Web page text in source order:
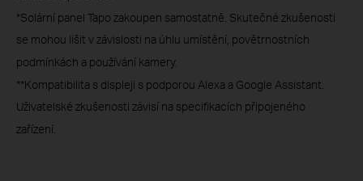
*Solární panel Tapo zakoupen samostatně. Skutečné zkušenosti
se mohou lišit v závislosti na úhlu umístění, povětrnostních
podmínkách a používání kamery.
**Kompatibilita s displeji s podporou Alexa a Google Assistant.
Uživatelské zkušenosti závisí na specifikacích připojeného
zařízení.